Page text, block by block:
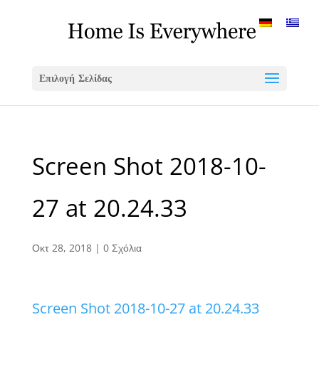
Επιλογή Σελίδας
Screen Shot 2018-10-
27 at 20.24.33
Οκτ 28, 2018| 0 Σχόλια
Screen Shot 2018-10-27 at 20.24.33